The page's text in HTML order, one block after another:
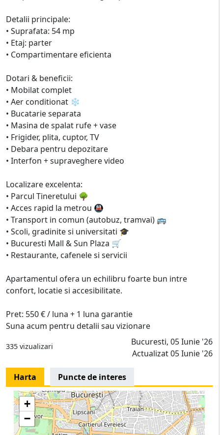
Detalii principale:
• Suprafata: 54 mp
• Etaj: parter
• Compartimentare eficienta
Dotari & beneficii:
• Mobilat complet
• Aer conditionat ❄️
• Bucatarie separata
• Masina de spalat rufe + vase
• Frigider, plita, cuptor, TV
• Debara pentru depozitare
• Interfon + supraveghere video
Localizare excelenta:
• Parcul Tineretului 🌳
• Acces rapid la metrou 🚇
• Transport in comun (autobuz, tramvai) 🚌
• Scoli, gradinite si universitati 🎓
• Bucuresti Mall & Sun Plaza 🛒
• Restaurante, cafenele si servicii
Apartamentul ofera un echilibru foarte bun intre
confort, locatie si accesibilitate.
Pret: 550 € / luna + 1 luna garantie
Suna acum pentru detalii sau vizionare
335 vizualizari
Bucuresti, 05 Iunie '26
Actualizat 05 Iunie '26
Harta Puncte de interes
+
−